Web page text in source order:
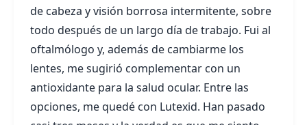
de cabeza y visión borrosa intermitente, sobre
todo después de un largo día de trabajo. Fui al
oftalmólogo y, además de cambiarme los
lentes, me sugirió complementar con un
antioxidante para la salud ocular. Entre las
opciones, me quedé con Lutexid. Han pasado